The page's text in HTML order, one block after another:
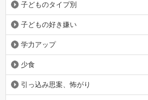
子どものタイプ別
子どもの好き嫌い
学力アップ
少食
引っ込み思案、怖がり